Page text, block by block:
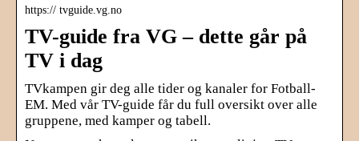
https:// tvguide.vg.no
TV-guide fra VG – dette går på
TV i dag
TVkampen gir deg alle tider og kanaler for Fotball-
EM. Med vår TV-guide får du full oversikt over alle
gruppene, med kamper og tabell.